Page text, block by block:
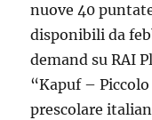
nuove 40
disponibili da
demand su RAI
“Kapuf –
prescolare